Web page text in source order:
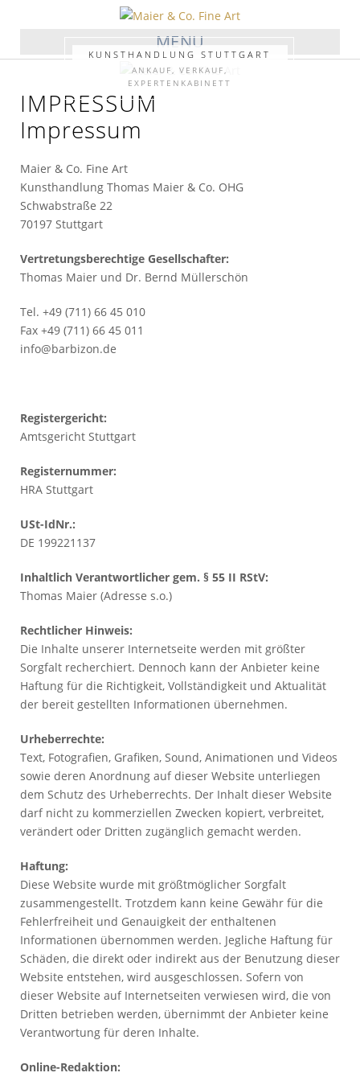
MENU
KUNSTHANDLUNG STUTTGART
ANKAUF, VERKAUF,
EXPERTENKABINETT
IMPRESSUM
Impressum
Maier & Co. Fine Art
Kunsthandlung Thomas Maier & Co. OHG
Schwabstraße 22
70197 Stuttgart
Vertretungsberechtige Gesellschafter:
Thomas Maier und Dr. Bernd Müllerschön
Tel. +49 (711) 66 45 010
Fax +49 (711) 66 45 011
info@barbizon.de
Registergericht:
Amtsgericht Stuttgart
Registernummer:
HRA Stuttgart
USt-IdNr.:
DE 199221137
Inhaltlich Verantwortlicher gem. § 55 II RStV:
Thomas Maier (Adresse s.o.)
Rechtlicher Hinweis:
Die Inhalte unserer Internetseite werden mit größter
Sorgfalt recherchiert. Dennoch kann der Anbieter keine
Haftung für die Richtigkeit, Vollständigkeit und Aktualität
der bereit gestellten Informationen übernehmen.
Urheberrechte:
Text, Fotografien, Grafiken, Sound, Animationen und Videos
sowie deren Anordnung auf dieser Website unterliegen
dem Schutz des Urheberrechts. Der Inhalt dieser Website
darf nicht zu kommerziellen Zwecken kopiert, verbreitet,
verändert oder Dritten zugänglich gemacht werden.
Haftung:
Diese Website wurde mit größtmöglicher Sorgfalt
zusammengestellt. Trotzdem kann keine Gewähr für die
Fehlerfreiheit und Genauigkeit der enthaltenen
Informationen übernommen werden. Jegliche Haftung für
Schäden, die direkt oder indirekt aus der Benutzung dieser
Website entstehen, wird ausgeschlossen. Sofern von
dieser Website auf Internetseiten verwiesen wird, die von
Dritten betrieben werden, übernimmt der Anbieter keine
Verantwortung für deren Inhalte.
Online-Redaktion: